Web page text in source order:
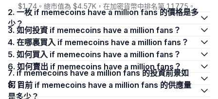
$1.74。總市值為 $4.57K，在加密貨幣中排名第 11775。
2. 一枚 if memecoins have a million fans 的價格是多
少？
3. 如何投資 if memecoins have a million fans？
4. 在哪裏買入 if memecoins have a million fans？
5. 如何買入 if memecoins have a million fans？
6. 如何賣出 if memecoins have a million fans？
7. if memecoins have a million fans 的投資前景如
何？
8. 目前 if memecoins have a million fans 的供應量
是多少？